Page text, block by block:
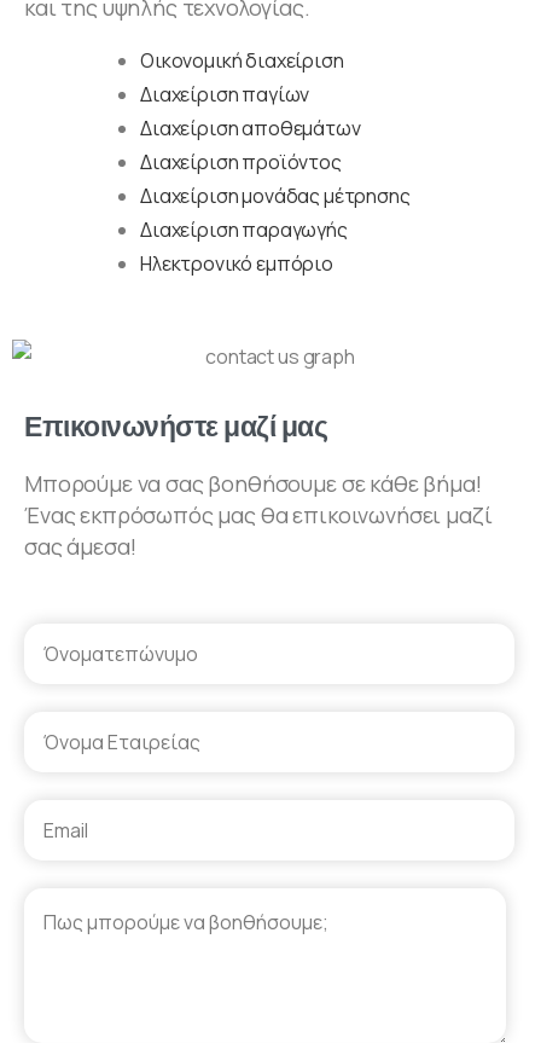
και της υψηλής τεχνολογίας.
Οικονομική διαχείριση
Διαχείριση παγίων
Διαχείριση αποθεμάτων
Διαχείριση προϊόντος
Διαχείριση μονάδας μέτρησης
Διαχείριση παραγωγής
Ηλεκτρονικό εμπόριο
Επικοινωνήστε μαζί μας
Μπορούμε να σας βοηθήσουμε σε κάθε βήμα!
Ένας εκπρόσωπός μας θα επικοινωνήσει μαζί
σας άμεσα!